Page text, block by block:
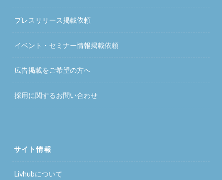
プレスリリース掲載依頼
イベント・セミナー情報掲載依頼
広告掲載をご希望の方へ
採用に関するお問い合わせ
サイト情報
Livhubについて